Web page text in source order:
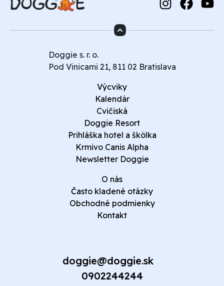
Doggie s. r. o.
Pod Vinicami 21, 811 02 Bratislava
Výcviky
Kalendár
Cvičiská
Doggie Resort
Prihláška hotel a škôlka
Krmivo Canis Alpha
Newsletter Doggie
O nás
Často kladené otázky
Obchodné podmienky
Kontakt
doggie@doggie.sk
0902244244